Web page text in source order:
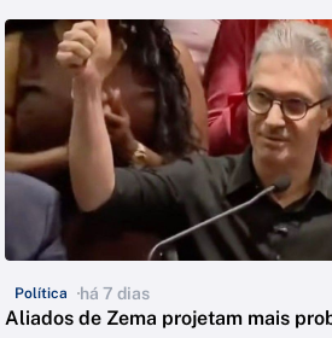
Política há 7 dias
Aliados de Zema projetam mais